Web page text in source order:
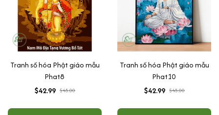
Tranh số hóa Phật giáo mẫu
Phat8
$42.99 $45.00
Tranh số hóa Phật giáo mẫu
Phat10
$42.99 $45.00